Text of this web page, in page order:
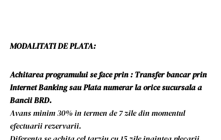
MODALITATI DE PLATA:
Achitarea programului se face prin : Transfer bancar prin
Internet Banking sau Plata numerar la orice sucursala a
Bancii BRD.
Avans minim 30% in termen de 7 zile din momentul
efectuarii rezervarii.